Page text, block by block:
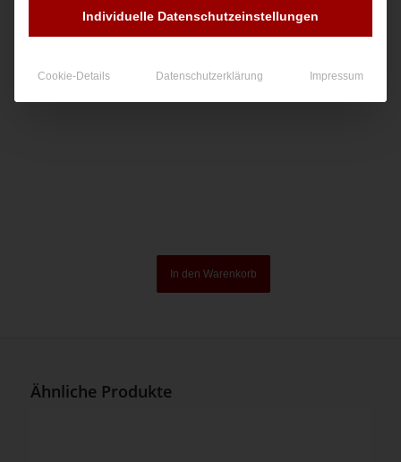
In den Warenkorb
Ähnliche Produkte
Individuelle Datenschutzeinstellungen
Cookie-Details Datenschutzerklärung Impressum